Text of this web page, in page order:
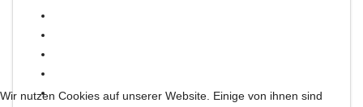
Wir nutzen Cookies auf unserer Website. Einige von ihnen sind